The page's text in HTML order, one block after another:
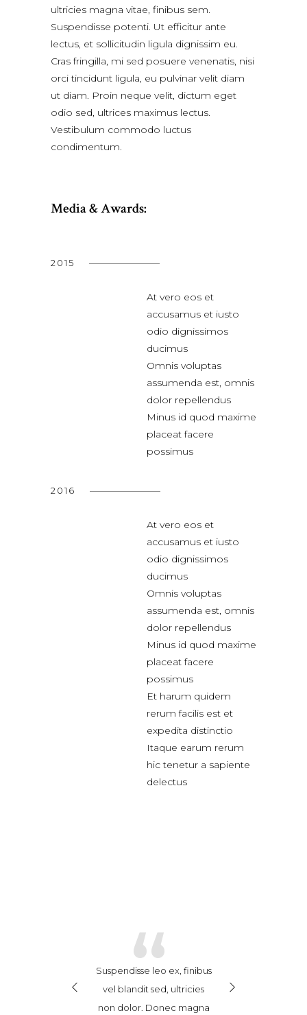
ultricies magna vitae, finibus sem.
Suspendisse potenti. Ut efficitur ante
lectus, et sollicitudin ligula dignissim eu.
Cras fringilla, mi sed posuere venenatis, nisi
orci tincidunt ligula, eu pulvinar velit diam
ut diam. Proin neque velit, dictum eget
odio sed, ultrices maximus lectus.
Vestibulum commodo luctus
condimentum.
Media & Awards:
2015
At vero eos et
accusamus et iusto
odio dignissimos
ducimus
Omnis voluptas
assumenda est, omnis
dolor repellendus
Minus id quod maxime
placeat facere
possimus
2016
At vero eos et
accusamus et iusto
odio dignissimos
ducimus
Omnis voluptas
assumenda est, omnis
dolor repellendus
Minus id quod maxime
placeat facere
possimus
Et harum quidem
rerum facilis est et
expedita distinctio
Itaque earum rerum
hic tenetur a sapiente
delectus
“
Suspendisse leo ex, finibus
vel blandit sed, ultricies
non dolor. Donec magna
“
Cras ex enim, feugiat
hendrerit consequat at,
posuere in sem.